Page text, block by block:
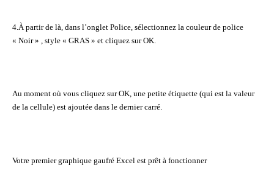
4.À partir de là, dans l’onglet Police, sélectionnez la couleur de police
« Noir » , style « GRAS » et cliquez sur OK.
Au moment où vous cliquez sur OK, une petite étiquette (qui est la valeur
de la cellule) est ajoutée dans le dernier carré.
Votre premier graphique gaufré Excel est prêt à fonctionner